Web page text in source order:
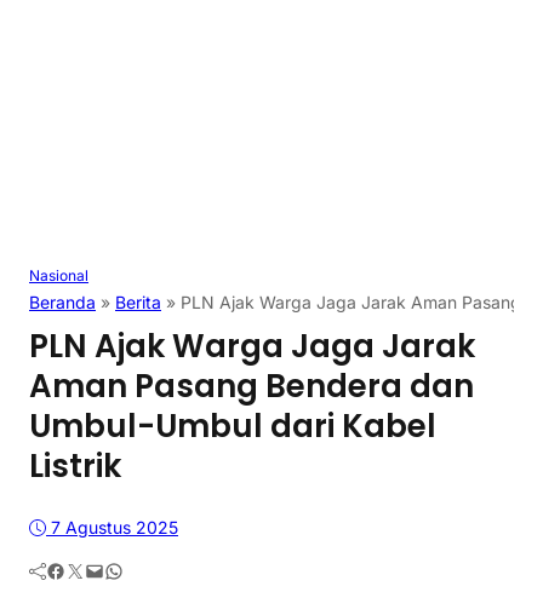
Nasional
Beranda » Berita » PLN Ajak Warga Jaga Jarak Aman Pasang
PLN Ajak Warga Jaga Jarak
Aman Pasang Bendera dan
Umbul-Umbul dari Kabel
Listrik
7 Agustus 2025
Facebook Twitter Mail WhatsApp